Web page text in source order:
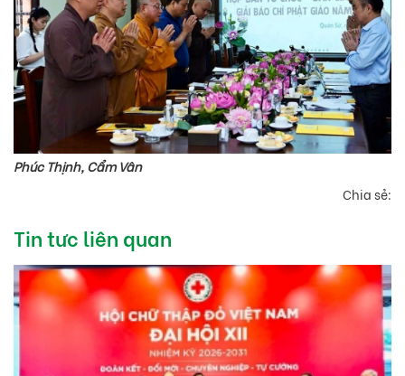
Phúc Thịnh, Cẩm Vân
Chia sẻ:
Tin tưc liên quan